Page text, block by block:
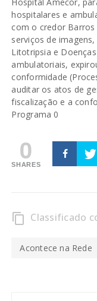
hospitalares e
com o credor Barros
serviços de
Litotripsia e
ambulatoriais,
conformidade
auditar os atos de
fiscalização e a
Programa 0
0
SHARES
content_copy Classificado
Acontece na Rede